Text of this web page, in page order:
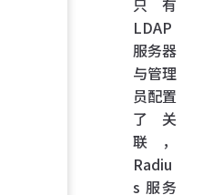
只有
LDAP
服务器
与管理
员配置
了关
联，
Radiu
s 服务